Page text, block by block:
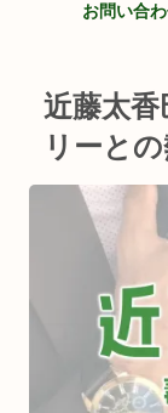
お問い合
近藤太
リーと